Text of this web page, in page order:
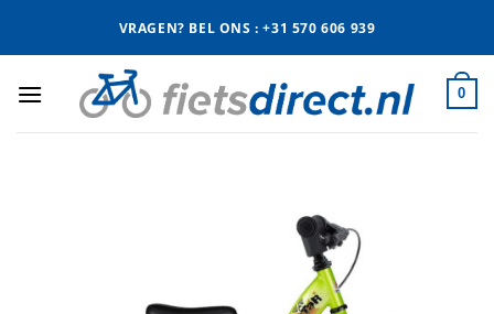
VRAGEN? BEL ONS : +31 570 606 939
0